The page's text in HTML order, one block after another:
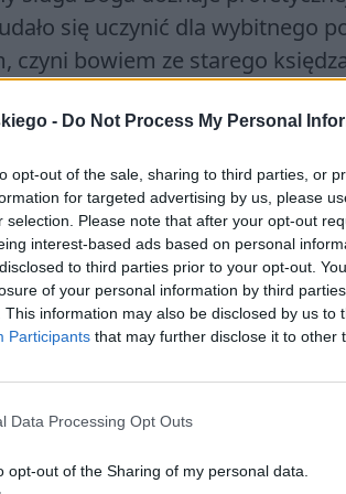
- Do Not Process My Personal
opt-out of the sale, sharing to third parties, or
for targeted advertising by us, please
selection. Please note that after your opt-out
interest-based ads based on personal
to third parties prior to your opt-out.
of your personal information by third
This information may also be disclosed by us to
Participants that may further disclose it to other
Data Processing Opt Outs
opt-out of the Sharing of my personal data.
się uczynić dla wybitnego
czyni bowiem ze starego
cierpień narodu,
chwil z życia Jezusa
(odniesienie do Francji –
Mesjasz Narodów.
czterdzieści i cztery.
Celowo nawiązują one do
profetycznych charakter.
z mickiewiczowską ideą
Zrezygnowany doświadczeniami
też, spoglądając na Ziemię z